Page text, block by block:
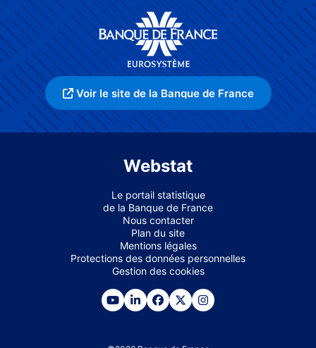
Voir le site de la Banque de France
Webstat
Le portail statistique
de la Banque de France
Nous contacter
Plan du site
Mentions légales
Protections des données personnelles
Gestion des cookies